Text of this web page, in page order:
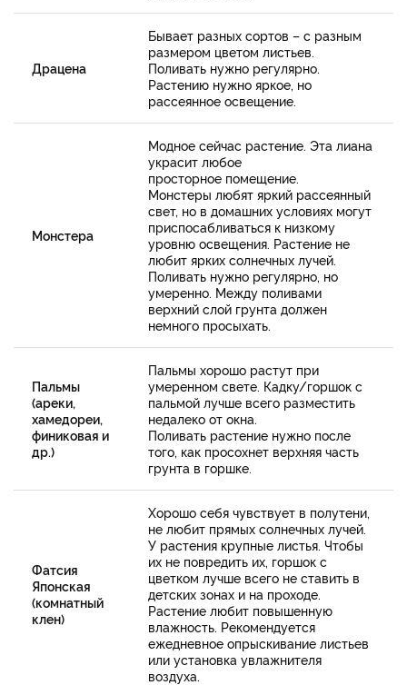
Драцена
Бывает разных сортов – с разным
размером цветом листьев.
Поливать нужно регулярно.
Растению нужно яркое, но
рассеянное освещение.
Монстера
Модное сейчас растение. Эта лиана
украсит любое
просторное помещение.
Монстеры любят яркий рассеянный
свет, но в домашних условиях могут
приспосабливаться к низкому
уровню освещения. Растение не
любит ярких солнечных лучей.
Поливать нужно регулярно, но
умеренно. Между поливами
верхний слой грунта должен
немного просыхать.
Пальмы
(ареки,
хамедореи,
финиковая и
др.)
Пальмы хорошо растут при
умеренном свете. Кадку/горшок с
пальмой лучше всего разместить
недалеко от окна.
Поливать растение нужно после
того, как просохнет верхняя часть
грунта в горшке.
Фатсия
Японская
(комнатный
клен)
Хорошо себя чувствует в полутени,
не любит прямых солнечных лучей.
У растения крупные листья. Чтобы
их не повредить их, горшок с
цветком лучше всего не ставить в
детских зонах и на проходе.
Растение любит повышенную
влажность. Рекомендуется
ежедневное опрыскивание листьев
или установка увлажнителя
воздуха.